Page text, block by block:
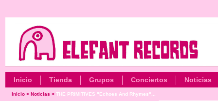
Inicio Tienda Grupos Conciertos Noticias
Inicio> Noticias > THE PRIMITIVES "Echoes And Rhymes"...